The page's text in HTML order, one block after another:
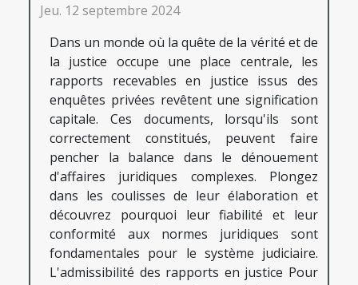
Jeu. 12 septembre 2024
Dans un monde où la quête de la vérité et de
la justice occupe une place centrale, les
rapports recevables en justice issus des
enquêtes privées revêtent une signification
capitale. Ces documents, lorsqu'ils sont
correctement constitués, peuvent faire
pencher la balance dans le dénouement
d'affaires juridiques complexes. Plongez
dans les coulisses de leur élaboration et
découvrez pourquoi leur fiabilité et leur
conformité aux normes juridiques sont
fondamentales pour le système judiciaire.
L'admissibilité des rapports en justice Pour